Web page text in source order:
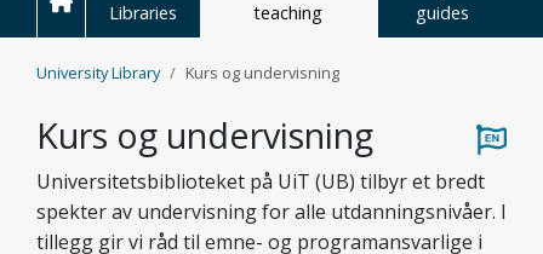
Libraries
teaching
guides
University Library Kurs og undervisning
Kurs og undervisning
Universitets­biblioteket på UiT (UB) tilbyr et bredt
spekter av undervisning for alle utdannings­nivåer. I
tillegg gir vi råd til emne- og program­ansvarlige i